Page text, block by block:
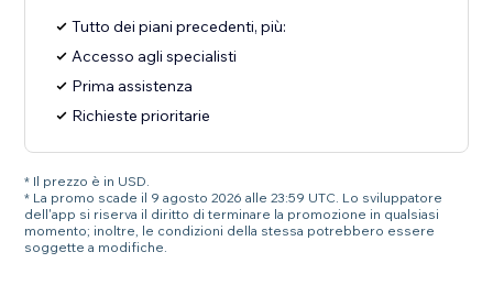
Tutto dei piani precedenti, più:
Accesso agli specialisti
Prima assistenza
Richieste prioritarie
* Il prezzo è in USD.
* La promo scade il 9 agosto 2026 alle 23:59 UTC. Lo sviluppatore
dell'app si riserva il diritto di terminare la promozione in qualsiasi
momento; inoltre, le condizioni della stessa potrebbero essere
soggette a modifiche.